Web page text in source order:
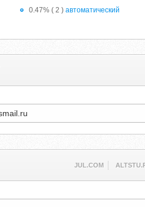
0.47% ( 2 ) автоматический
JUL.COM